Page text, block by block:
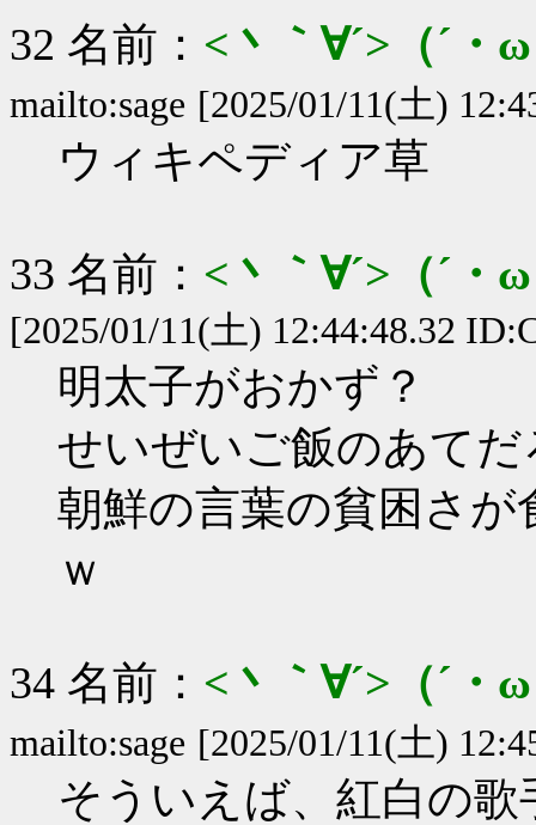
32 名前： <丶｀∀´>（´
mailto:sage [2025/01/11(土)
ウィキペディア草
33 名前： <丶｀∀´>（´
[2025/01/11(土) 12:44:48.32
明太子がおかず？
せいぜいご飯のあてだ
朝鮮の言葉の貧困さ
ｗ
34 名前： <丶｀∀´>（´
mailto:sage [2025/01/11(土)
そういえば、紅白の